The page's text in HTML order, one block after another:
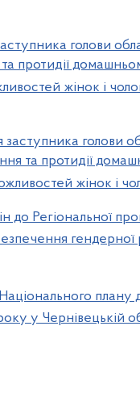
голови
протидії
жінок і
голови
та протидії
жінок і
до Регіональної
гендерної
у Чернівецькій